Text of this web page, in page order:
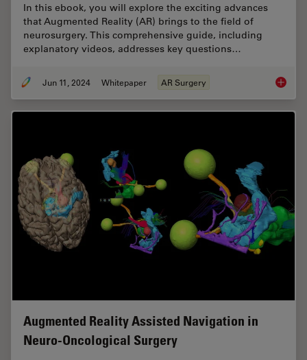
In this ebook, you will explore the exciting advances
that Augmented Reality (AR) brings to the field of
neurosurgery. This comprehensive guide, including
explanatory videos, addresses key questions…
Jun 11, 2024 Whitepaper AR Surgery
Augmented Reality Assisted Navigation in
Neuro-Oncological Surgery